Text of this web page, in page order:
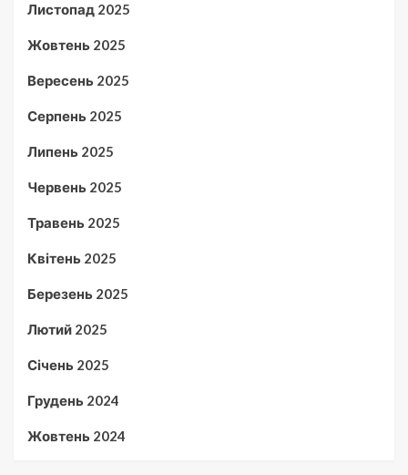
Листопад 2025
Жовтень 2025
Вересень 2025
Серпень 2025
Липень 2025
Червень 2025
Травень 2025
Квітень 2025
Березень 2025
Лютий 2025
Січень 2025
Грудень 2024
Жовтень 2024